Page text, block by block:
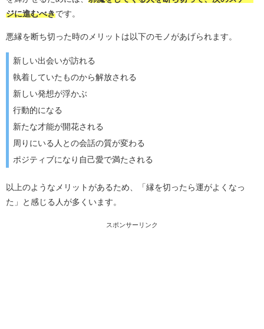
ジに進むべきです。
悪縁を断ち切った時のメリットは以下のモノがあげられます。
新しい出会いが訪れる
執着していたものから解放される
新しい発想が浮かぶ
行動的になる
新たな才能が開花される
周りにいる人との会話の質が変わる
ポジティブになり自己愛で満たされる
以上のようなメリットがあるため、「縁を切ったら運がよくなっ
た」と感じる人が多くいます。
スポンサーリンク